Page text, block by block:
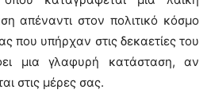
απέναντι στον πολιτικό κόσμο
που υπήρχαν στις δεκαετίες του
μια γλαφυρή κατάσταση, αν
στις μέρες σας.